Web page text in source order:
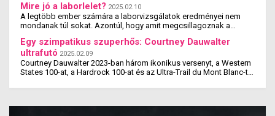
Mire jó a laborlelet? 2025.02.10
A legtöbb ember számára a laborvizsgálatok eredményei nem
mondanak túl sokat. Azontúl, hogy amit megcsillagoznak a
Egy szimpatikus szuperhős: Courtney Dauwalter
ultrafutó 2025.02.09
Courtney Dauwalter 2023-ban három ikonikus versenyt, a Western
States 100-at, a Hardrock 100-at és az Ultra-Trail du Mont Blanc-t